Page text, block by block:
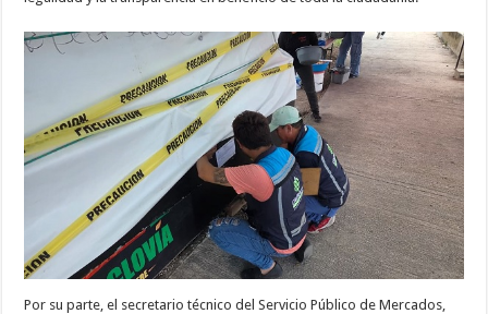
Por su parte, el secretario técnico del Servicio Público de Mercados,